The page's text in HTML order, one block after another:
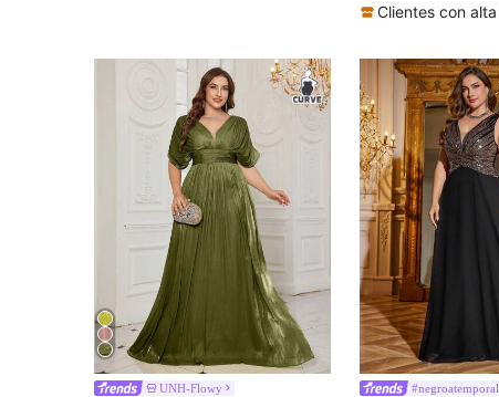
UNH-Flowy #negroatemporal